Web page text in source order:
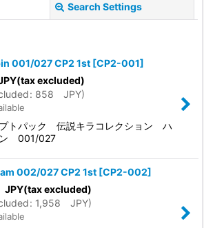
Search Settings
001/027 CP2 1st [CP2-001]
(tax excluded)
: 858 JPY)
トパック 伝説キラコレクション ハ
ン 001/027
002/027 CP2 1st [CP2-002]
JPY(tax excluded)
: 1,958 JPY)